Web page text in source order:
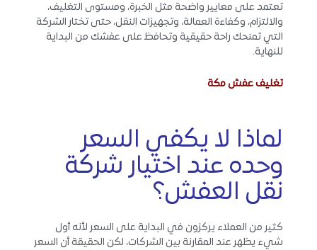
تعتمد على معايير واضحة مثل الخبرة، ومستوى التغليف،
والالتزام، وكفاءة العمالة، وتجهيزات النقل، حتى تختار الشركة
التي تمنحك راحة حقيقية وتحافظ على عفشك من البداية
للنهاية.
تغليف عفش مكة
لماذا لا يكفي السعر
وحده عند اختيار شركة
نقل العفش؟
كثير من العملاء يركزون في البداية على السعر لأنه أول
شيء يظهر عند المقارنة بين الشركات، لكن الحقيقة أن السعر